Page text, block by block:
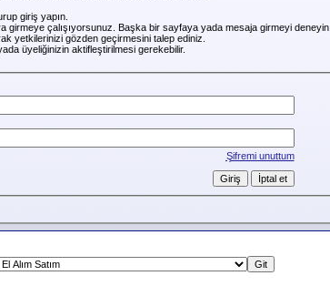
giriş yapın.
girmeye çalışıyorsunuz. Başka bir sayfaya yada mesaja girmeyi deneyin.
yetkilerinizi gözden geçirmesini talep ediniz.
üyeliğinizin aktifleştirilmesi gerekebilir.
Şifremi unuttum